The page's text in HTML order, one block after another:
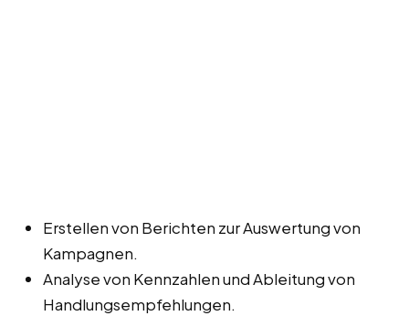
Erstellen von Berichten zur Auswertung von
Kampagnen.
Analyse von Kennzahlen und Ableitung von
Handlungsempfehlungen.